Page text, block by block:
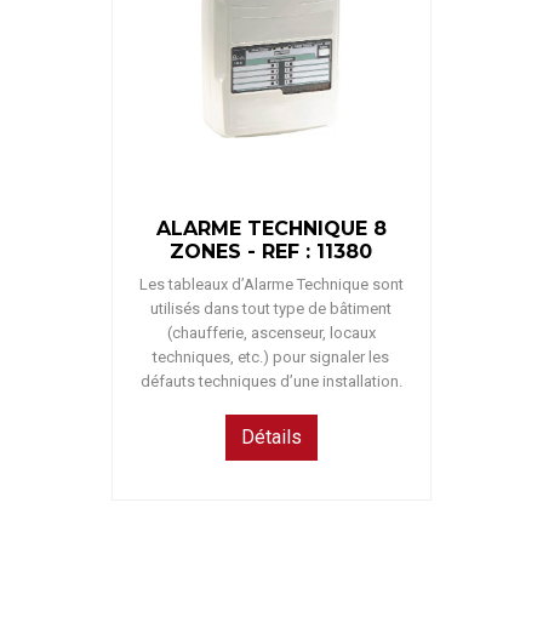
ALARME TECHNIQUE 8
ZONES - REF : 11380
Les tableaux d’Alarme Technique sont
utilisés dans tout type de bâtiment
(chaufferie, ascenseur, locaux
techniques, etc.) pour signaler les
défauts techniques d’une installation.
Détails